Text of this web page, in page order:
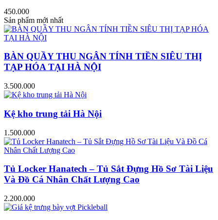
450.000
Sản phẩm mới nhất
BÀN QUẦY THU NGÂN TÍNH TIỀN SIÊU THỊ
TẠP HÓA TẠI HÀ NỘI
3.500.000
Kệ kho trung tải Hà Nội
1.500.000
Tủ Locker Hanatech – Tủ Sắt Đựng Hồ Sơ Tài Liệu
Và Đồ Cá Nhân Chất Lượng Cao
2.200.000